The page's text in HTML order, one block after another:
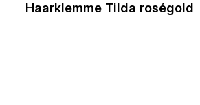
Haarklemme Tilda roségold